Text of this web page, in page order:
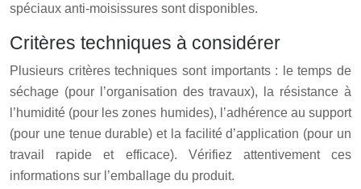
spéciaux anti-moisissures sont disponibles.
Critères techniques à considérer
Plusieurs critères techniques sont importants : le temps de
séchage (pour l’organisation des travaux), la résistance à
l’humidité (pour les zones humides), l’adhérence au support
(pour une tenue durable) et la facilité d’application (pour un
travail rapide et efficace). Vérifiez attentivement ces
informations sur l’emballage du produit.